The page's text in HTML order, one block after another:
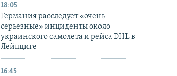
18:05
Германия расследует «очень
серьезные» инциденты около
украинского самолета и рейса DHL в
Лейпциге
16:45